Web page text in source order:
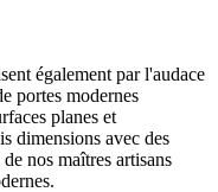
également par l'audace
portes modernes
planes et
dimensions avec des
nos maîtres artisans